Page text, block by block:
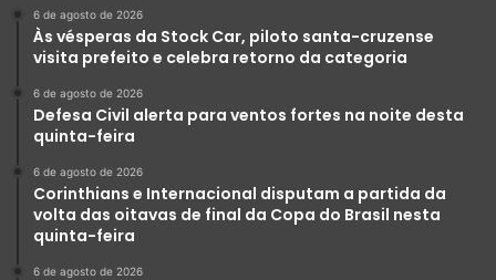
6 de agosto de 2026
Às vésperas da Stock Car, piloto santa-cruzense
visita prefeito e celebra retorno da categoria
6 de agosto de 2026
Defesa Civil alerta para ventos fortes na noite desta
quinta-feira
6 de agosto de 2026
Corinthians e Internacional disputam a partida da
volta das oitavas de final da Copa do Brasil nesta
quinta-feira
6 de agosto de 2026